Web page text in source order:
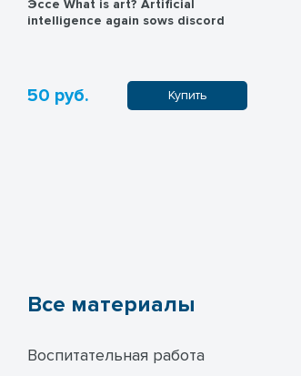
Эссе What is art? Artificial
intelligence again sows discord
50 руб. Купить
Все материалы
Воспитательная работа